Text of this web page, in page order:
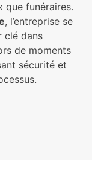
que funéraires.
, l’entreprise se
clé dans
de moments
sécurité et